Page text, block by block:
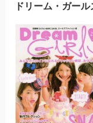
ドリーム・ガール